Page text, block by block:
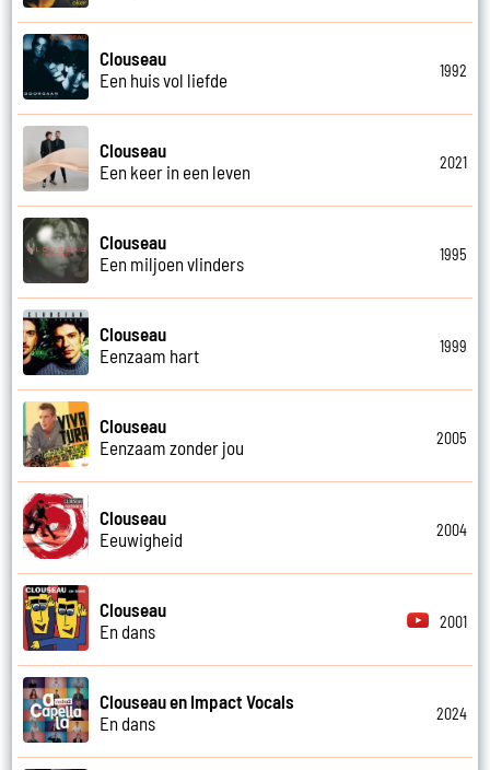
Clouseau
Een huis vol liefde
1992
Clouseau
Een keer in een leven
2021
Clouseau
Een miljoen vlinders
1995
Clouseau
Eenzaam hart
1999
Clouseau
Eenzaam zonder jou
2005
Clouseau
Eeuwigheid
2004
Clouseau
En dans
2001
Clouseau en Impact Vocals
En dans
2024